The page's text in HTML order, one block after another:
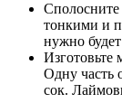
тонкими и
нужно
Изготовьте
Одну часть
сок.